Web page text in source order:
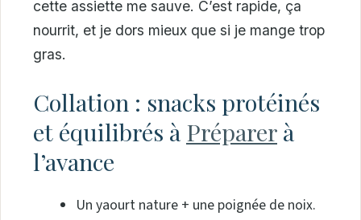
cette assiette me sauve. C’est rapide, ça
nourrit, et je dors mieux que si je mange trop
gras.
Collation : snacks protéinés
et équilibrés à Préparer à
l’avance
Un yaourt nature + une poignée de noix.